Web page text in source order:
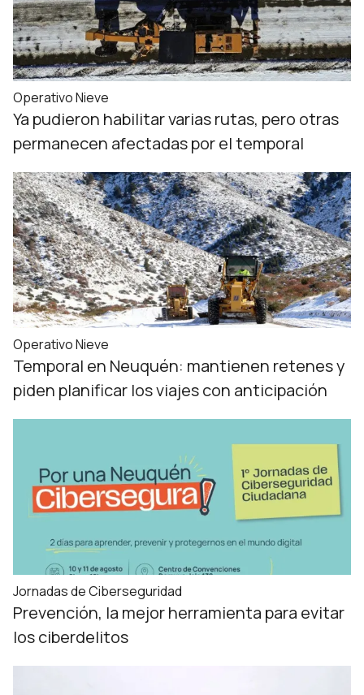
Operativo Nieve
Ya pudieron habilitar varias rutas, pero otras
permanecen afectadas por el temporal
Operativo Nieve
Temporal en Neuquén: mantienen retenes y
piden planificar los viajes con anticipación
Jornadas de Ciberseguridad
Prevención, la mejor herramienta para evitar
los ciberdelitos